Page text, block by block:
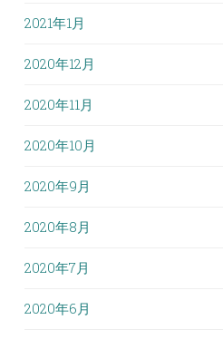
2021年1月
2020年12月
2020年11月
2020年10月
2020年9月
2020年8月
2020年7月
2020年6月